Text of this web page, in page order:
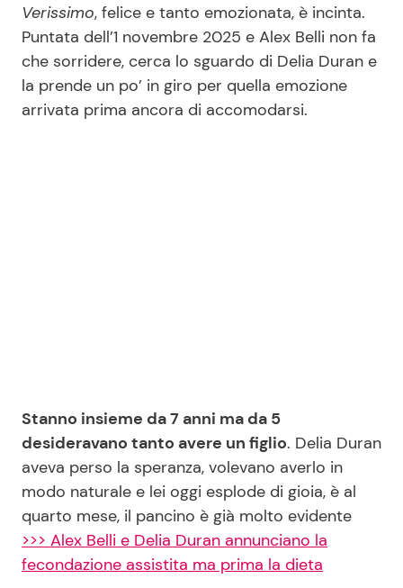
Mondo Mamma
News benessere
Salute
Le Ricette in TV
Primi Piatti
Ricette Facili e Veloci
Info
Chi siamo
Disclaimer e Privacy
Redazione
Contattaci
Pubblicità
Verissimo, felice e tanto emozionata, è incinta.
Puntata dell’1 novembre 2025 e Alex Belli non fa
che sorridere, cerca lo sguardo di Delia Duran e
la prende un po’ in giro per quella emozione
arrivata prima ancora di accomodarsi.
Stanno insieme da 7 anni ma da 5
desideravano tanto avere un figlio. Delia Duran
aveva perso la speranza, volevano averlo in
modo naturale e lei oggi esplode di gioia, è al
quarto mese, il pancino è già molto evidente
>>> Alex Belli e Delia Duran annunciano la
fecondazione assistita ma prima la dieta